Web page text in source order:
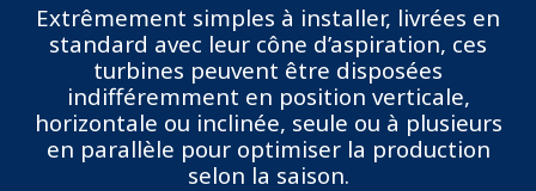
Extrêmement simples à installer, livrées en
standard avec leur cône d’aspiration, ces
turbines peuvent être disposées
indifféremment en position verticale,
horizontale ou inclinée, seule ou à plusieurs
en parallèle pour optimiser la production
selon la saison.